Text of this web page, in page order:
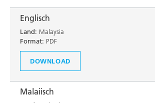
Englisch
Land: Malaysia
Format: PDF
DOWNLOAD
Malaiisch